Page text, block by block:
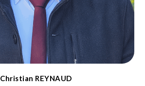
Christian REYNAUD